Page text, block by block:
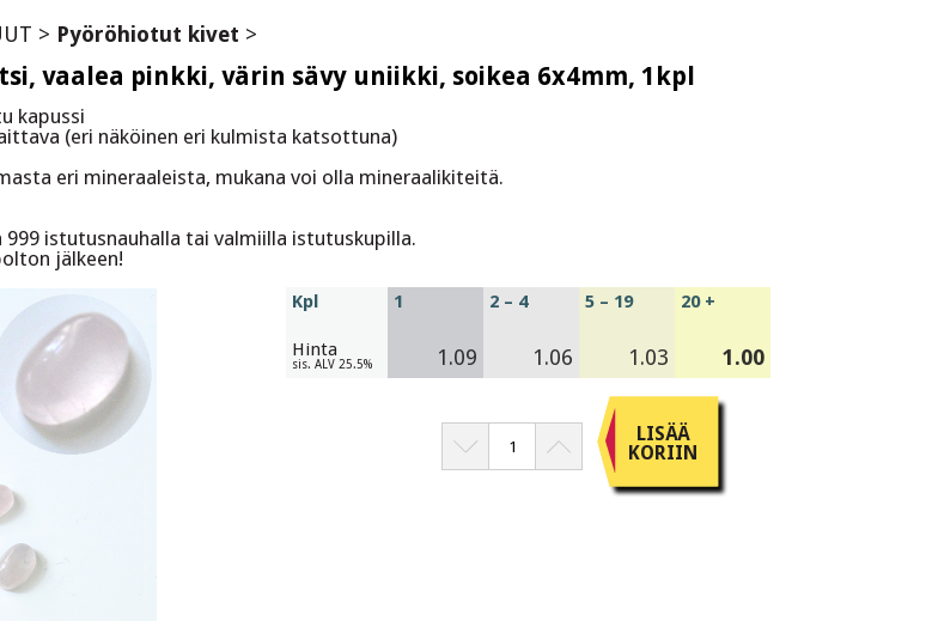
> Pyöröhiotut kivet >
vaalea pinkki, värin sävy uniikki, soikea 6x4mm, 1kpl
kapussi
(eri näköinen eri kulmista katsottuna)
eri mineraaleista, mukana voi olla mineraalikiteitä.
istutusnauhalla tai valmiilla istutuskupilla.
jälkeen!
Kpl
Hinta
sis. ALV 25.5%
1
1.09
2 – 4
1.06
5 – 19
1.03
20 +
1.00
LISÄÄ
KORIIN